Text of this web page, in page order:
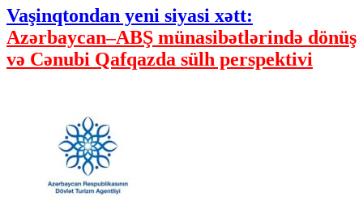
Vaşinqtondan yeni siyasi xətt:
Azərbaycan–ABŞ münasibətlərində dönüş
və Cənubi Qafqazda sülh perspektivi